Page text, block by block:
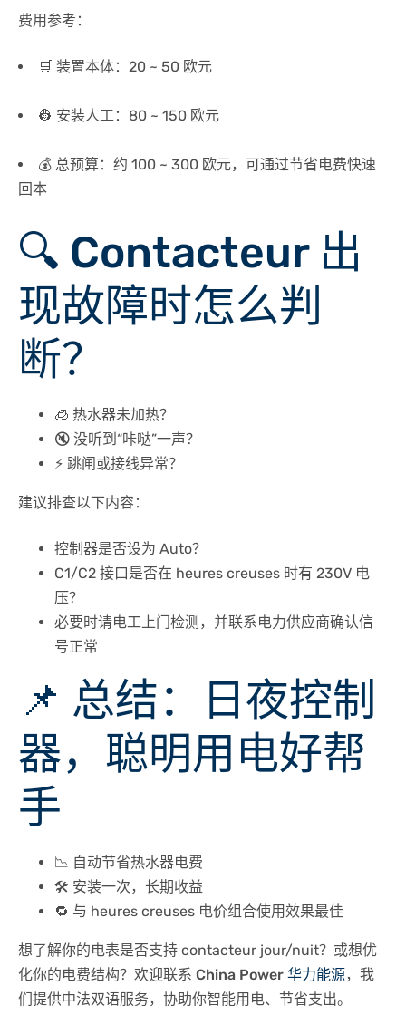
费用参考：
🛒 装置本体：20 ~ 50 欧元
👷 安装人工：80 ~ 150 欧元
💰 总预算：约 100 ~ 300 欧元，可通过节省电费快速
回本
🔍 Contacteur 出
现故障时怎么判
断？
🧊 热水器未加热？
🔇 没听到“咔哒”一声？
⚡ 跳闸或接线异常？
建议排查以下内容：
控制器是否设为 Auto？
C1/C2 接口是否在 heures creuses 时有 230V 电
压？
必要时请电工上门检测，并联系电力供应商确认信
号正常
📌 总结：日夜控制
器，聪明用电好帮
手
📉 自动节省热水器电费
🛠️ 安装一次，长期收益
🔁 与 heures creuses 电价组合使用效果最佳
想了解你的电表是否支持 contacteur jour/nuit？或想优
化你的电费结构？欢迎联系 China Power 华力能源，我
们提供中法双语服务，协助你智能用电、节省支出。